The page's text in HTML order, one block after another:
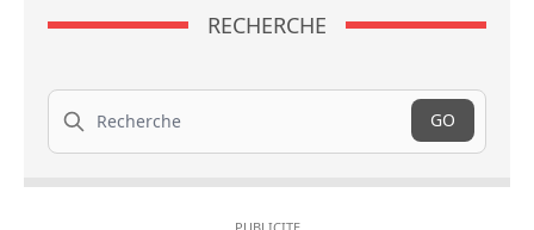
RECHERCHE
Recherche
GO